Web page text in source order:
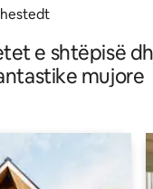
e shtëpisë
mujore